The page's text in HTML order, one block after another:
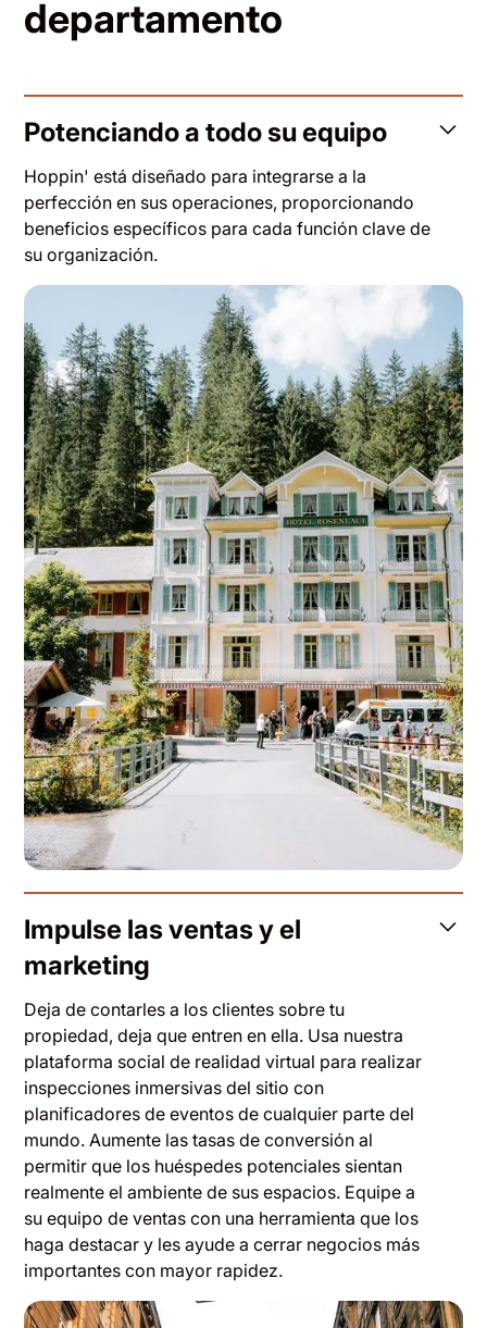
departamento
Potenciando a todo su equipo
Hoppin' está diseñado para integrarse a la
perfección en sus operaciones, proporcionando
beneficios específicos para cada función clave de
su organización.
Impulse las ventas y el
marketing
Deja de contarles a los clientes sobre tu
propiedad, deja que entren en ella. Usa nuestra
plataforma social de realidad virtual para realizar
inspecciones inmersivas del sitio con
planificadores de eventos de cualquier parte del
mundo. Aumente las tasas de conversión al
permitir que los huéspedes potenciales sientan
realmente el ambiente de sus espacios. Equipe a
su equipo de ventas con una herramienta que los
haga destacar y les ayude a cerrar negocios más
importantes con mayor rapidez.